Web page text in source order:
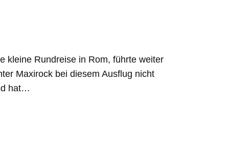
kleine Rundreise in Rom, führte weiter
Maxirock bei diesem Ausflug nicht
hat…